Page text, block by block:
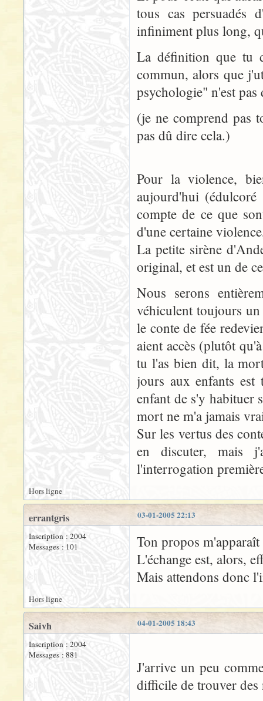
tous cas persuadés
infiniment plus long,
La définition que tu
commun, alors que
psychologie" n'est
(je ne comprend pas
pas dû dire cela.)
Pour la violence,
aujourd'hui
compte de ce que
d'une certaine
La petite sirène
original, et est un de
Nous serons
véhiculent toujours
le conte de fée
aient accès (plutôt
tu l'as bien dit, la
jours aux enfants est
enfant de s'y habituer
mort ne m'a jamais
Sur les vertus des
en discuter, mais
l'interrogation
Hors ligne
03-01-2005 22:13
errantgris
Inscription : 2004
Messages : 101
Ton propos
L'échange est, alors,
Mais attendons donc
Hors ligne
04-01-2005 18:43
Saivh
Inscription : 2004
Messages : 881
J'arrive un peu
difficile de trouver des